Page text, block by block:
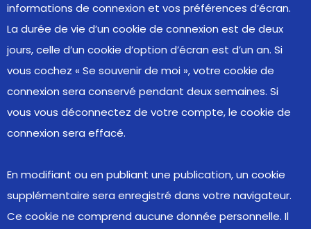
informations de connexion et vos préférences d’écran.
La durée de vie d’un cookie de connexion est de deux
jours, celle d’un cookie d’option d’écran est d’un an. Si
vous cochez « Se souvenir de moi », votre cookie de
connexion sera conservé pendant deux semaines. Si
vous vous déconnectez de votre compte, le cookie de
connexion sera effacé.
En modifiant ou en publiant une publication, un cookie
supplémentaire sera enregistré dans votre navigateur.
Ce cookie ne comprend aucune donnée personnelle. Il